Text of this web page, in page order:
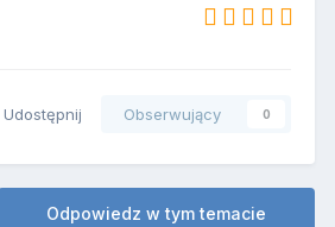
Udostępnij Obserwujący 0
Odpowiedz w tym temacie